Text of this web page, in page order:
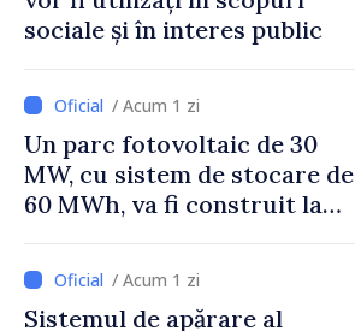
sociale și în interes public
/ Acum 1 zi
Un parc fotovoltaic de 30
MW, cu sistem de stocare de
60 MWh, va fi construit la
/ Acum 1 zi
Sistemul de apărare al